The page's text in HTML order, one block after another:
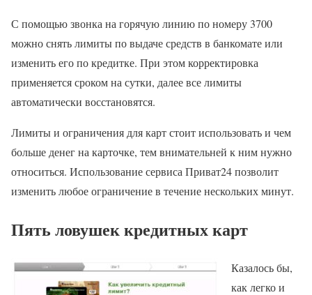
С помощью звонка на горячую линию по номеру 3700
можно снять лимиты по выдаче средств в банкомате или
изменить его по кредитке. При этом корректировка
применяется сроком на сутки, далее все лимиты
автоматически восстановятся.
Лимиты и ограничения для карт стоит использовать и чем
больше денег на карточке, тем внимательней к ним нужно
относиться. Использование сервиса Приват24 позволит
изменить любое ограничение в течение нескольких минут.
Пять ловушек кредитных карт
Казалось бы,
как легко и